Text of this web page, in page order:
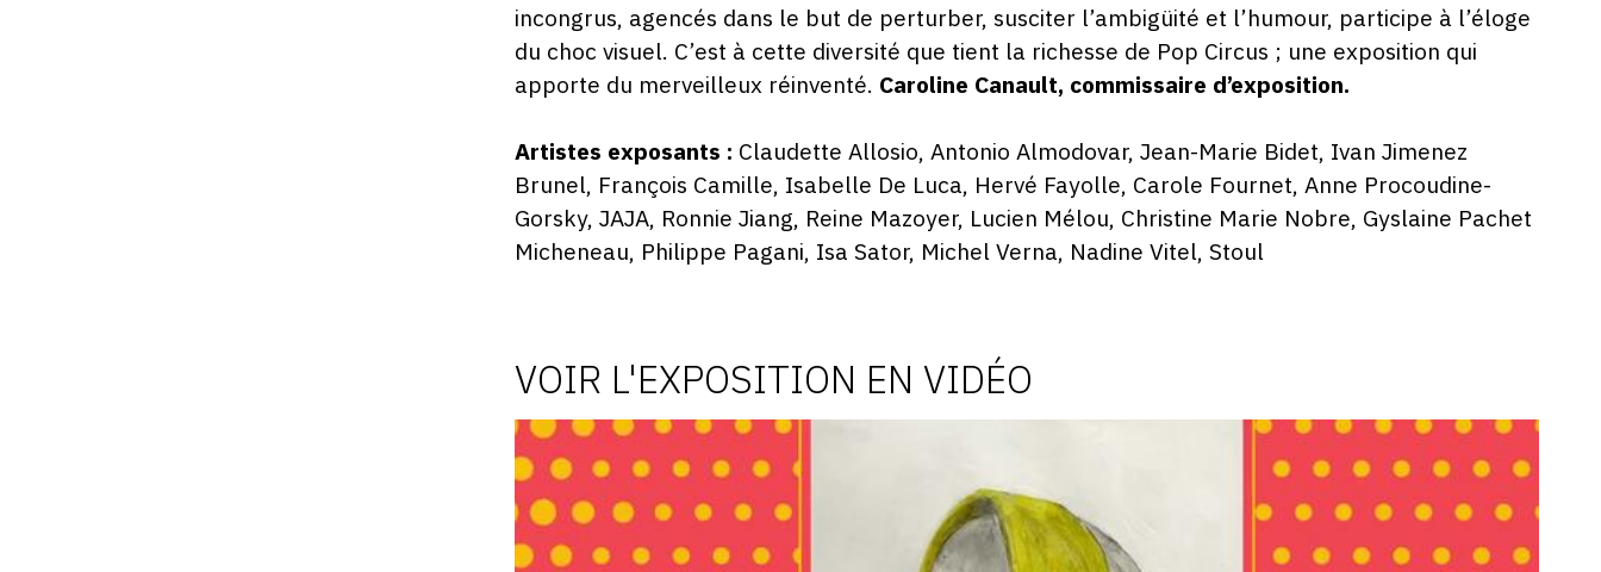
incongrus, agencés dans le but de perturber, susciter l’ambigüité et l’humour, participe à l’éloge
du choc visuel. C’est à cette diversité que tient la richesse de Pop Circus ; une exposition qui
apporte du merveilleux réinventé. Caroline Canault, commissaire d’exposition.
Artistes exposants : Claudette Allosio, Antonio Almodovar, Jean-Marie Bidet, Ivan Jimenez
Brunel, François Camille, Isabelle De Luca, Hervé Fayolle, Carole Fournet, Anne Procoudine-
Gorsky, JAJA, Ronnie Jiang, Reine Mazoyer, Lucien Mélou, Christine Marie Nobre, Gyslaine Pachet
Micheneau, Philippe Pagani, Isa Sator, Michel Verna, Nadine Vitel, Stoul
VOIR L'EXPOSITION EN VIDÉO